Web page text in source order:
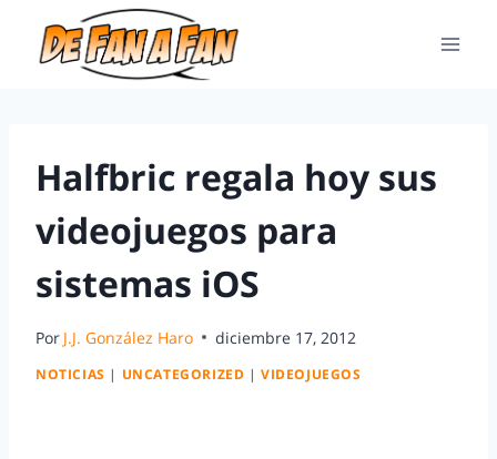
Halfbric regala hoy sus
videojuegos para
sistemas iOS
Por J.J. González Haro diciembre 17, 2012
NOTICIAS | UNCATEGORIZED |VIDEOJUEGOS